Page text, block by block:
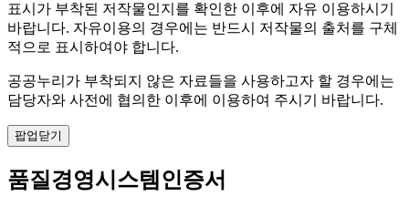
표시가 부착된 저작물인지를 확인한 이후에 자유 이용하시기
바랍니다. 자유이용의 경우에는 반드시 저작물의 출처를 구체
적으로 표시하여야 합니다.
공공누리가 부착되지 않은 자료들을 사용하고자 할 경우에는
담당자와 사전에 협의한 이후에 이용하여 주시기 바랍니다.
팝업닫기
품질경영시스템인증서